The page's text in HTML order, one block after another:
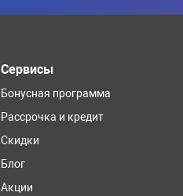
Сервисы
Бонусная программа
Рассрочка и кредит
Скидки
Блог
Акции